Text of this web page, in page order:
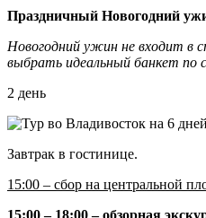
Праздничный Новогодний
Новогодний ужин не входит в
выбрать идеальный банкет по
2 день
Завтрак в гостинице.
15:00 – сбор на центральной
15:00 – 18:00 – обзорная